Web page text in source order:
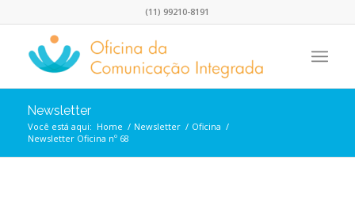
(11) 99210-8191
Newsletter
Você está aqui: Home / Newsletter / Oficina /
Newsletter Oficina nº 68